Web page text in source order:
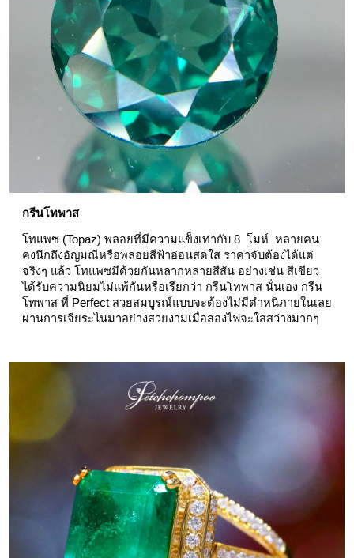
กรีนโทพาส
โทแพซ (Topaz) พลอยที่มีความแข็งเท่ากับ 8  โมห์  หลายคน
คงนึกถึงอัญมณีหรือพลอยสีฟ้าอ่อนสดใส ราคาจับต้องได้แต่
จริงๆ แล้ว โทแพซมีด้วยกันหลากหลายสีสัน อย่างเช่น สีเขียว
ได้รับความนิยมไม่แพ้กันหรือเรียกว่า กรีนโทพาส นั่นเอง กรีน
โทพาส ที่ Perfect สวยสมบูรณ์แบบจะต้องไม่มีตำหนิภายในเลย
ผ่านการเจียระไนมาอย่างสวยงามเมื่อส่องไฟจะใสสว่างมากๆ